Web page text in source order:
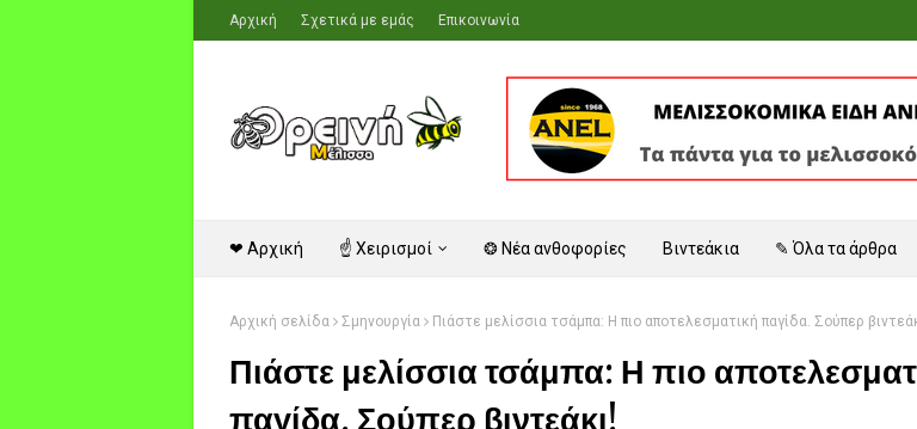
Αρχική Σχετικά με εμάς Επικοινωνία
❤ Αρχική ☝ Χειρισμοί ❂ Νέα ανθοφορίες Βιντεάκια ✎ Όλα τα άρθρα
Αρχική σελίδα Σμηνουργία Πιάστε μελίσσια τσάμπα: Η πιο αποτελεσματική παγίδα. Σούπερ
Πιάστε μελίσσια τσάμπα: Η πιο
παγίδα. Σούπερ βιντεάκι!